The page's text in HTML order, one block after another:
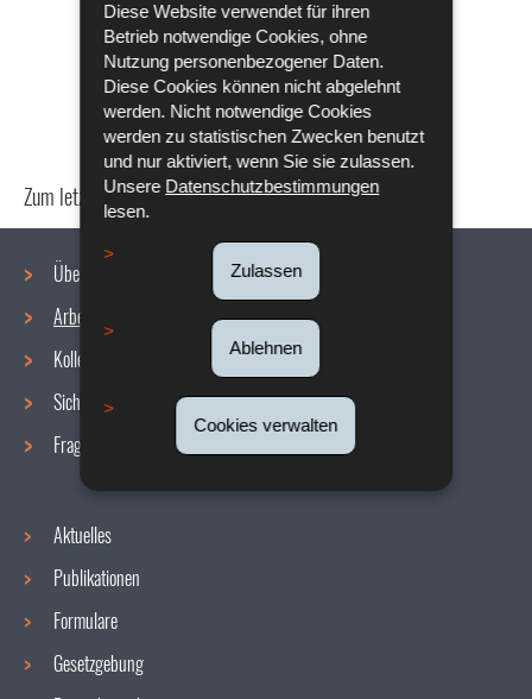
Diese Website verwendet für ihren
Betrieb notwendige Cookies, ohne
Nutzung personenbezogener Daten.
Diese Cookies können nicht abgelehnt
werden. Nicht notwendige Cookies
werden zu statistischen Zwecken benutzt
und nur aktiviert, wenn Sie sie zulassen.
Unsere Datenschutzbestimmungen
lesen.
Zulassen
Ablehnen
Cookies verwalten
Zum letzten Mal aktualisiert am24/04/2024
Navigationsmenü
Über uns
Arbeitsbedingungen
Kollektive Vereinbarungen
Sicherheit/Gesundheit am Arbeitsplatz
Fragen / Antworten
Aktuelles
Publikationen
Formulare
Gesetzgebung